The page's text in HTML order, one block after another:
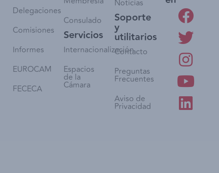
Delegaciones
Comisiones
Informes
EUROCAM
FECECA
Consulado
Servicios
Internacionalización
Espacios
de la
Cámara
Noticias
Soporte
y
utilitarios
Contacto
Preguntas
Frecuentes
Aviso de
Privacidad